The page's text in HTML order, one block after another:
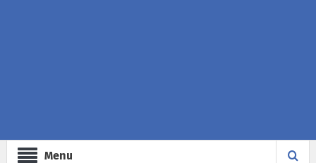
Menu